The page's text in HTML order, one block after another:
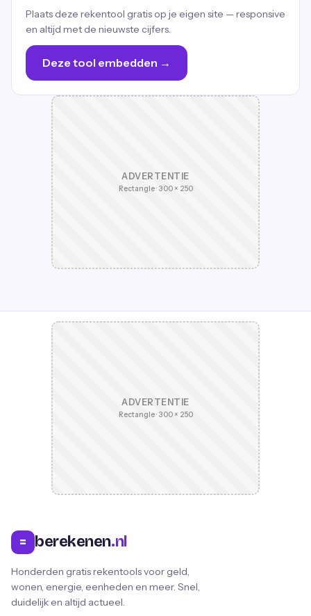
Plaats deze rekentool gratis op je eigen site — responsive
en altijd met de nieuwste cijfers.
Deze tool embedden →
ADVERTENTIE
Rectangle · 300 × 250
ADVERTENTIE
Rectangle · 300 × 250
= berekenen.nl
Honderden gratis rekentools voor geld,
wonen, energie, eenheden en meer. Snel,
duidelijk en altijd actueel.